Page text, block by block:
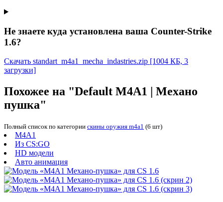
Не знаете куда установлена ваша Counter-Strike
1.6?
Скачать standart_m4a1_mecha_indastries.zip [1004 КБ, 3
загрузки]
Похожее на "Default M4A1 | Механо
пушка"
Полный список по категории скины оружия m4a1 (6 шт)
M4A1
Из CS:GO
HD модели
Авто анимация